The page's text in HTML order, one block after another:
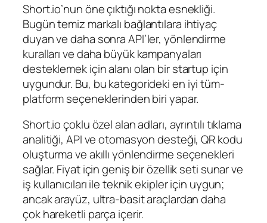
Short.io’nun öne çıktığı nokta esnekliği.
Bugün temiz markalı bağlantılara ihtiyaç
duyan ve daha sonra API’ler, yönlendirme
kuralları ve daha büyük kampanyaları
desteklemek için alanı olan bir startup için
uygundur. Bu, bu kategorideki en iyi tüm-
platform seçeneklerinden biri yapar.
Short.io çoklu özel alan adları, ayrıntılı tıklama
analitiği, API ve otomasyon desteği, QR kodu
oluşturma ve akıllı yönlendirme seçenekleri
sağlar. Fiyat için geniş bir özellik seti sunar ve
iş kullanıcıları ile teknik ekipler için uygun;
ancak arayüz, ultra-basit araçlardan daha
çok hareketli parça içerir.